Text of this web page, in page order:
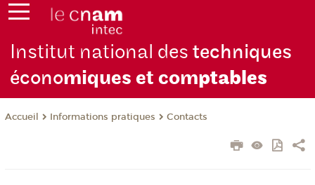
Institut national destechniques
économiques et comptables
Accueil Informations pratiques Contacts